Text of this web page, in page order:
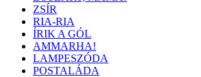
ZSÍR
RIA-RIA
ÍRIK A GÓL
AMMARHA!
LAMPESZÓDA
POSTALÁDA